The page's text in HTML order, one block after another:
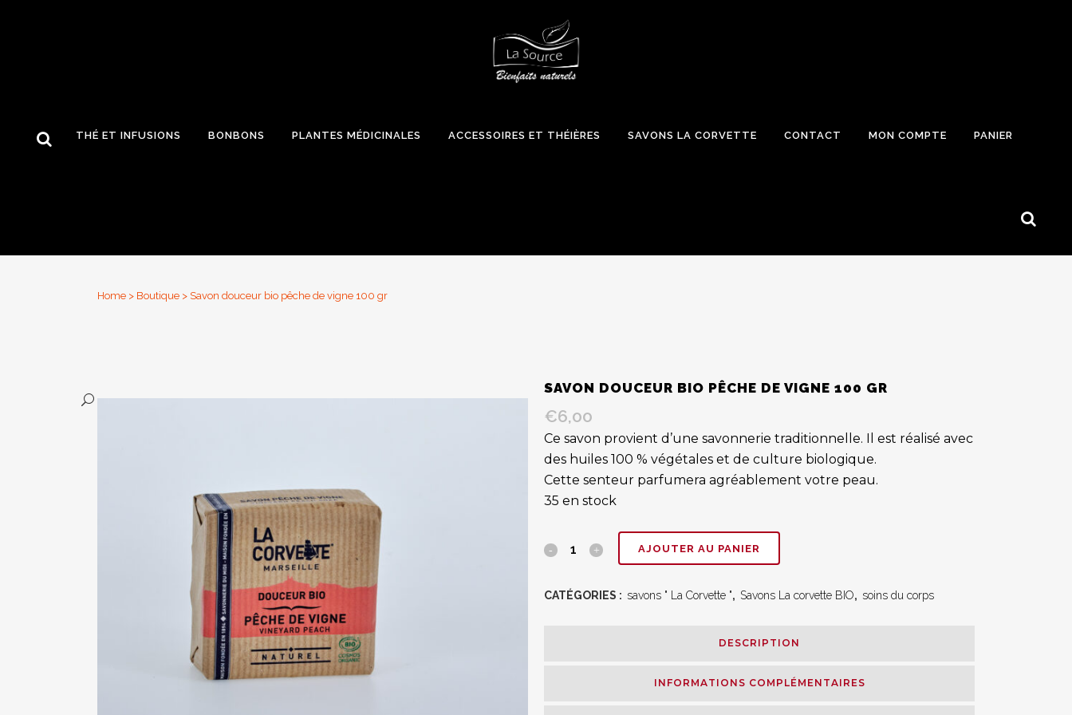
THÉ ET INFUSIONS BONBONS PLANTES MÉDICINALES ACCESSOIRES ET THÉIÈRES SAVONS LA CORVETTE CONTACT MON COMPTE PANIER
Home > Boutique > Savon douceur bio pêche de vigne 100 gr
SAVON DOUCEUR BIO PÊCHE DE VIGNE 100 GR
€6,00
Ce savon provient d’une savonnerie traditionnelle. Il est réalisé avec
des huiles 100 % végétales et de culture biologique.
Cette senteur parfumera agréablement votre peau.
35 en stock
Savon
AJOUTER AU PANIER
CATÉGORIES : savons " La Corvette ", Savons La corvette BIO, soins du corps
DESCRIPTION
INFORMATIONS COMPLÉMENTAIRES